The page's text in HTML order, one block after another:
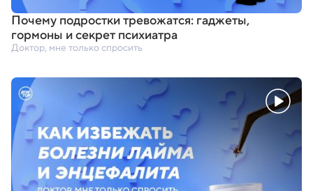
Почему подростки тревожатся: гаджеты,
гормоны и секрет психиатра
Доктор, мне только спросить